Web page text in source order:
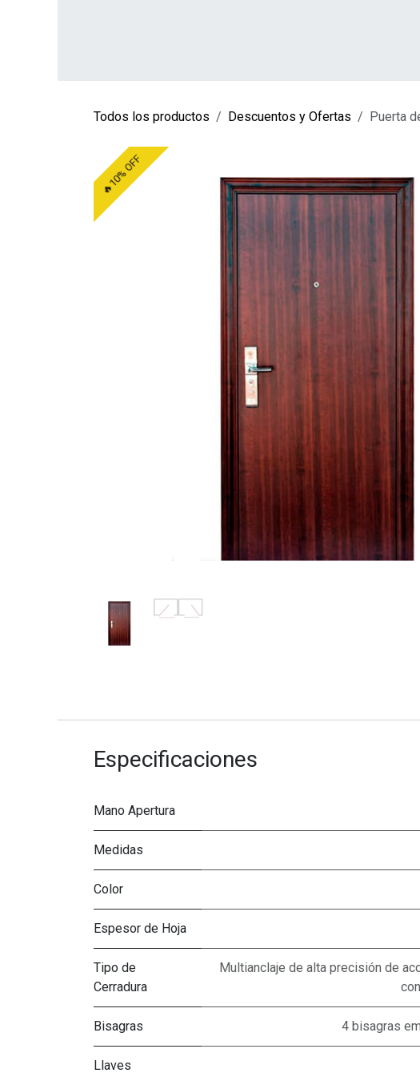
Todos los productos Descuentos y Ofertas Puerta
🔥10% OFF
🔥10% OFF
Especificaciones
Mano Apertura
Medidas
Color
Espesor de Hoja
Tipo de
Cerradura
Multianclaje de alta precisión de
Bisagras 4 bisagras
Llaves